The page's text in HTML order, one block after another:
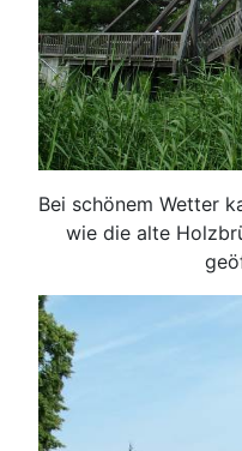
Bei schönem Wetter
wie die alte